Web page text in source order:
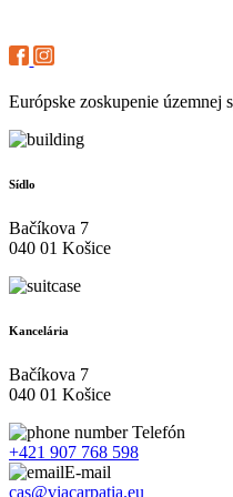
Európske zoskupenie územnej
Sídlo
Bačíkova 7
040 01 Košice
Kancelária
Bačíkova 7
040 01 Košice
Telefón
+421 907 768 598
E-mail
cas@viacarpatia.eu